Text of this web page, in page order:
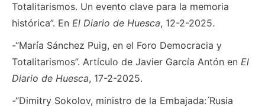
Totalitarismos. Un evento clave para la memoria
histórica”. En El Diario de Huesca, 12-2-2025.
-“María Sánchez Puig, en el Foro Democracia y
Totalitarismos”. Artículo de Javier García Antón en El
Diario de Huesca, 17-2-2025.
-“Dimitry Sokolov, ministro de la Embajada: ́Rusia